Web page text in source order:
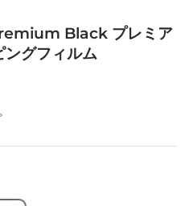
Black プレミア
ングフィルム